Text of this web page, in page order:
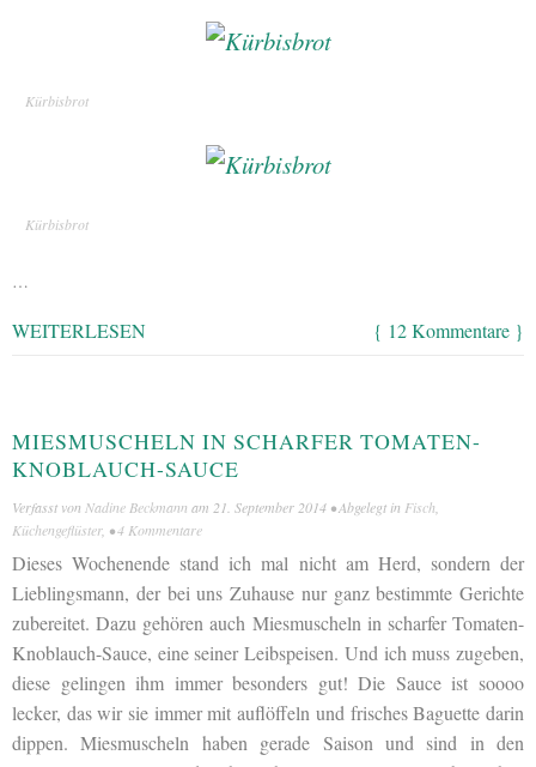
Kürbisbrot
Kürbisbrot
…
WEITERLESEN { 12 Kommentare }
MIESMUSCHELN IN SCHARFER TOMATEN-
KNOBLAUCH-SAUCE
Verfasst von Nadine Beckmann am 21. September 2014 • Abgelegt in Fisch
Küchengeflüster, •4 Kommentare
Dieses Wochenende stand ich mal nicht am Herd, sondern der
Lieblingsmann, der bei uns Zuhause nur ganz bestimmte Gerichte
zubereitet. Dazu gehören auch Miesmuscheln in scharfer Tomaten-
Knoblauch-Sauce, eine seiner Leibspeisen. Und ich muss zugeben,
diese gelingen ihm immer besonders gut! Die Sauce ist soooo
lecker, das wir sie immer mit auflöffeln und frisches Baguette darin
dippen. Miesmuscheln haben gerade Saison und sind in den